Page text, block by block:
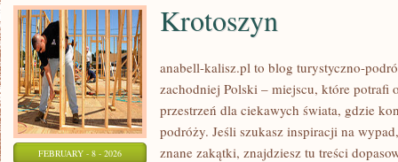
FEBRUARY - 8 - 2026
Krotoszyn
anabell-kalisz.pl to blog turystyczno-
zachodniej Polski – miejscu, które potrafi
przestrzeń dla ciekawych świata, gdzie
podróży. Jeśli szukasz inspiracji na
znane zakątki, znajdziesz tu treści